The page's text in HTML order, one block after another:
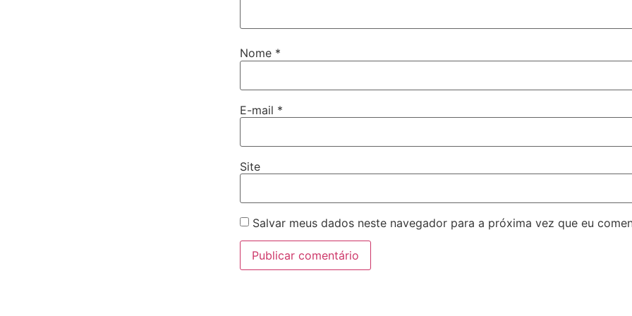
Nome *
E-mail *
Site
Salvar meus dados neste navegador para a próxima vez que eu